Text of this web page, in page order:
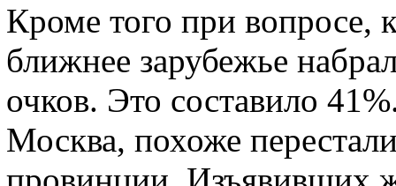
Кроме того при вопросе,
ближнее зарубежье
очков. Это составило
Москва, похоже